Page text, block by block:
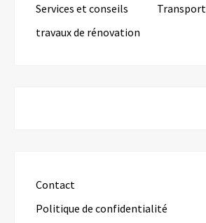
Services et conseils
Transport
travaux de rénovation
Contact
Politique de confidentialité